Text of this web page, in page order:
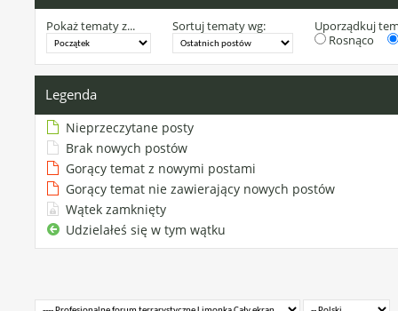
Pokaż tematy z... Sortuj tematy wg:
Uporządkuj
Rosnąco
Legenda
Nieprzeczytane posty
Brak nowych postów
Gorący temat z nowymi postami
Gorący temat nie zawierający nowych postów
Wątek zamknięty
Udzielałeś się w tym wątku